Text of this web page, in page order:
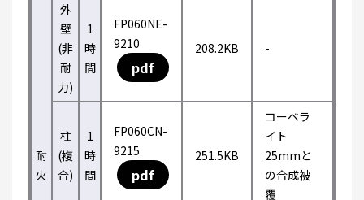
耐
火
外
壁
(非
耐
力)
1
時
間
FP060NE-
9210
pdf
208.2KB -
柱
(複
合)
1
時
間
FP060CN-
9215
pdf
251.5KB
コーベラ
イト
25mmと
の合成被
覆